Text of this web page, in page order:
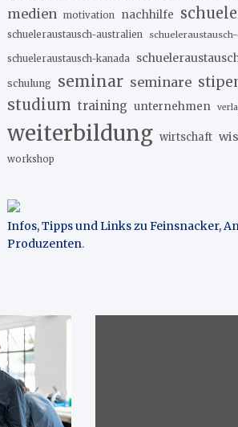
medien motivation nachhilfe
schueleraustausch-australien
schueleraustausch-kanada
schulung seminar seminare
studium training unternehmen
weiterbildung wirtschaft
workshop
Infos, Tipps und Links zu Feinsnacker,
Produzenten.